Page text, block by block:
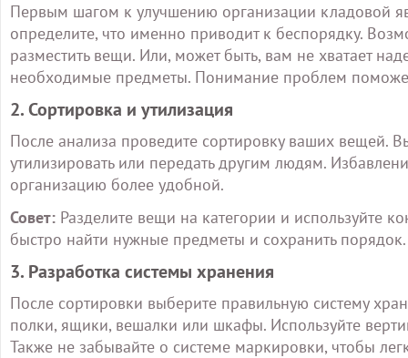
Первым шагом к улучшению организации кладовой
определите, что именно приводит к беспорядку.
разместить вещи. Или, может быть, вам не хватает
необходимые предметы. Понимание проблем
2. Сортировка и утилизация
После анализа проведите сортировку ваших вещей.
утилизировать или передать другим людям.
организацию более удобной.
Совет: Разделите вещи на категории и используйте
быстро найти нужные предметы и сохранить порядок.
3. Разработка системы хранения
После сортировки выберите правильную систему
полки, ящики, вешалки или шкафы. Используйте
Также не забывайте о системе маркировки, чтобы